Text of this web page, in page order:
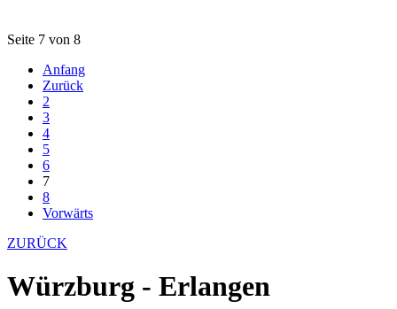
Seite 7 von 8
Anfang
Zurück
2
3
4
5
6
7
8
Vorwärts
ZURÜCK
Würzburg - Erlangen